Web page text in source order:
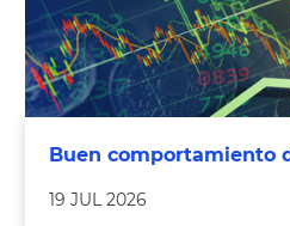
Buen comportamiento
19 JUL 2026